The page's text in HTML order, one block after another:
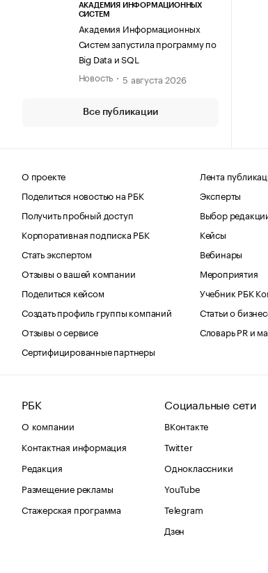
АКАДЕМИЯ ИНФОРМАЦИОННЫХ
СИСТЕМ
Академия Информационных
Систем запустила программу по
Big Data и SQL
Новость
5 августа 2026
Все публикации
О проекте
Поделиться новостью на РБК
Получить пробный доступ
Корпоративная подписка РБК
Стать экспертом
Отзывы о вашей компании
Поделиться кейсом
Создать профиль группы компаний
Отзывы о сервисе
Сертифицированные партнеры
Лента
Эксперты
Выбор
Кейсы
Вебинары
Мероприятия
Учебник РБК
Статьи о
Словарь PR и
РБК
О компании
Контактная информация
Редакция
Размещение рекламы
Стажерская программа
Социальные сети
ВКонтакте
Twitter
Одноклассники
YouTube
Telegram
Дзен